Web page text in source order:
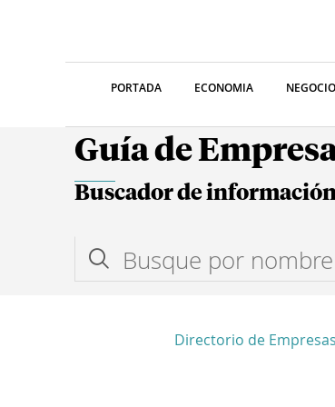
PORTADA ECONOMIA
Guía de
Buscador de
Directorio de Empresas